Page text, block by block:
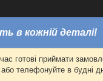
в кожній деталі!
готові приймати
телефонуйте в будні